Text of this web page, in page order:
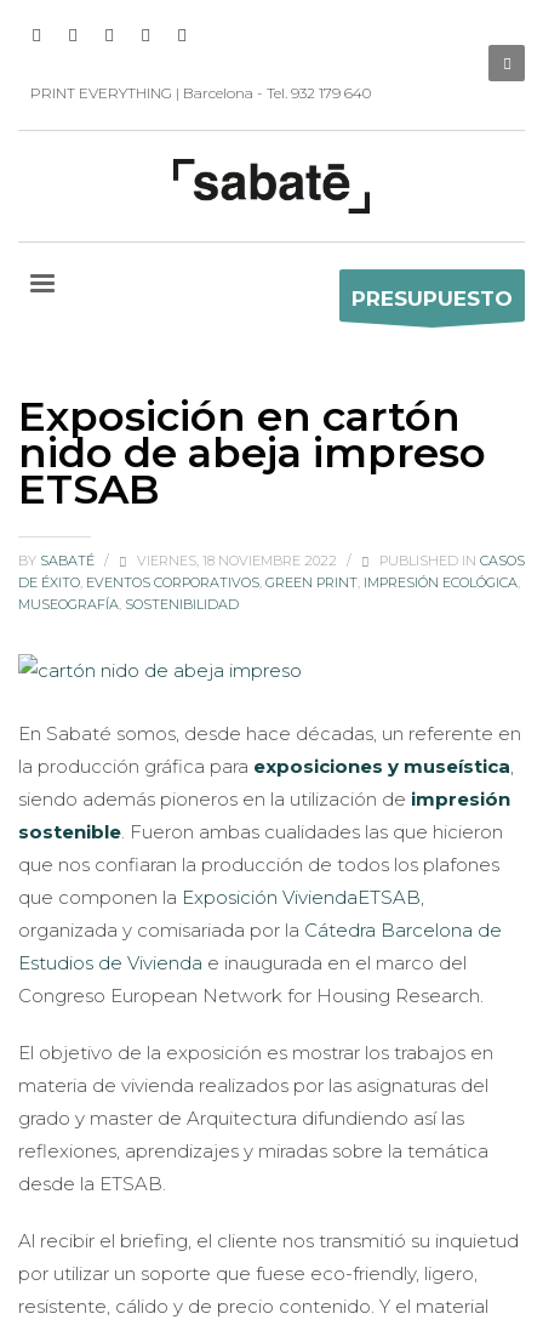
PRINT EVERYTHING | Barcelona - Tel. 932 179 640
PRESUPUESTO
Exposición en cartón
nido de abeja impreso
ETSAB
BY SABATÉ / VIERNES, 18 NOVIEMBRE 2022 / PUBLISHED IN CASOS
DE ÉXITO, EVENTOS CORPORATIVOS, GREEN PRINT, IMPRESIÓN ECOLÓGICA,
MUSEOGRAFÍA, SOSTENIBILIDAD
En Sabaté somos, desde hace décadas, un referente en
la producción gráfica para exposiciones y museística
siendo además pioneros en la utilización de impresión
sostenible . Fueron ambas cualidades las que hicieron
que nos confiaran la producción de todos los plafones
que componen la Exposición ViviendaETSAB
organizada y comisariada por la Cátedra Barcelona de
Estudios de Vivienda e inaugurada en el marco del
Congreso European Network for Housing Research.
El objetivo de la exposición es mostrar los trabajos en
materia de vivienda realizados por las asignaturas del
grado y master de Arquitectura difundiendo así las
reflexiones, aprendizajes y miradas sobre la temática
desde la ETSAB.
Al recibir el briefing, el cliente nos transmitió su inquietud
por utilizar un soporte que fuese eco-friendly, ligero,
resistente, cálido y de precio contenido. Y el material